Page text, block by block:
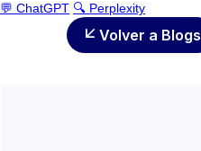
💬 ChatGPT 🔍 Perplexity
Volver a Blogs